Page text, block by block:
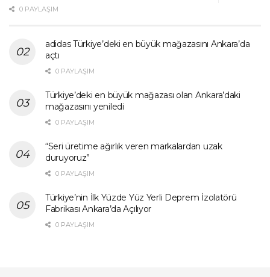
0 PAYLAŞIM
adidas Türkiye’deki en büyük mağazasını Ankara’da
açtı
0 PAYLAŞIM
Türkiye’deki en büyük mağazası olan Ankara’daki
mağazasını yeniledi
0 PAYLAŞIM
“Seri üretime ağırlık veren markalardan uzak
duruyoruz”
0 PAYLAŞIM
Türkiye’nin İlk Yüzde Yüz Yerli Deprem İzolatörü
Fabrikası Ankara’da Açılıyor
0 PAYLAŞIM